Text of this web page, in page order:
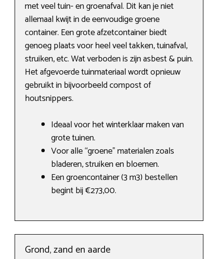
met veel tuin- en groenafval. Dit kan je niet
allemaal kwijt in de eenvoudige groene
container. Een grote afzetcontainer biedt
genoeg plaats voor heel veel takken, tuinafval,
struiken, etc. Wat verboden is zijn asbest & puin.
Het afgevoerde tuinmateriaal wordt opnieuw
gebruikt in bijvoorbeeld compost of
houtsnippers.
Ideaal voor het winterklaar maken van
grote tuinen.
Voor alle “groene” materialen zoals
bladeren, struiken en bloemen.
Een groencontainer (3 m3) bestellen
begint bij €273,00.
Grond, zand en aarde